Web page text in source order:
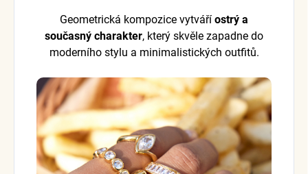
Geometrická kompozice vytváří ostrý a
současný charakter, který skvěle zapadne do
moderního stylu a minimalistických outfitů.